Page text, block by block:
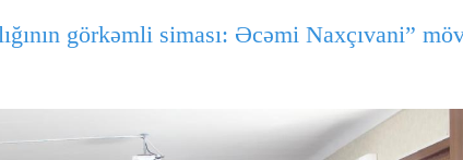
görkəmli siması: Əcəmi Naxçıvani”